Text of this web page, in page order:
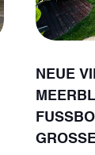
NEUE